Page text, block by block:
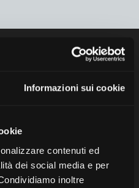
Informazioni sui cookie
contenuti ed
dei social media e per
inoltre